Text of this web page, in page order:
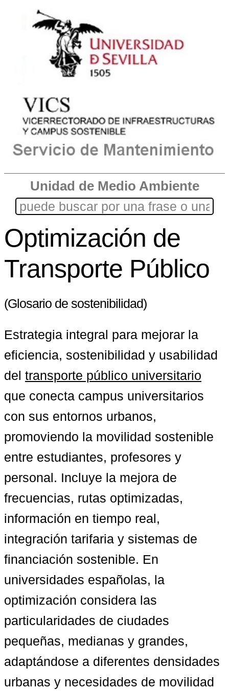
Unidad de Medio Ambiente
Optimización de
Transporte Público
(Glosario de sostenibilidad)
Estrategia integral para mejorar la
eficiencia, sostenibilidad y usabilidad
del transporte público universitario
que conecta campus universitarios
con sus entornos urbanos,
promoviendo la movilidad sostenible
entre estudiantes, profesores y
personal. Incluye la mejora de
frecuencias, rutas optimizadas,
información en tiempo real,
integración tarifaria y sistemas de
financiación sostenible. En
universidades españolas, la
optimización considera las
particularidades de ciudades
pequeñas, medianas y grandes,
adaptándose a diferentes densidades
urbanas y necesidades de movilidad